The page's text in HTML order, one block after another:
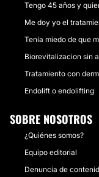
Tengo 45 años y
Me doy yo el
Tenía miedo de que
Biorevitalizacion sin
Tratamiento con
Endolift o endolifting
SOBRE NOSOTROS
¿Quiénes somos?
Equipo editorial
Denuncia de